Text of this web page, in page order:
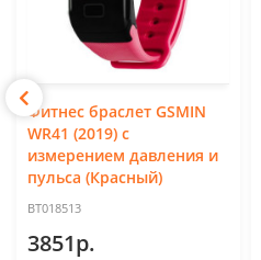
Фитнес браслет GSMIN
WR41 (2019) с
измерением давления и
пульса (Красный)
BT018513
3851р.